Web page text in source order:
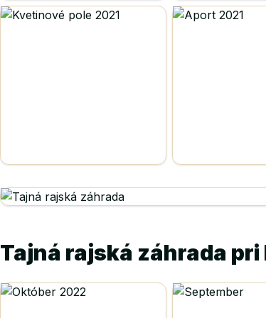
Tajná rajská záhrada pri